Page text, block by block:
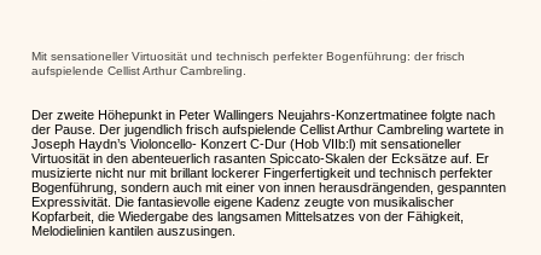
Mit sensationeller Virtuosität und technisch perfekter Bogenführung: der frisch
aufspielende Cellist Arthur Cambreling.
Der zweite Höhepunkt in Peter Wallingers Neujahrs-Konzertmatinee folgte nach
der Pause. Der jugendlich frisch aufspielende Cellist Arthur Cambreling wartete in
Joseph Haydn’s Violoncello- Konzert C-Dur (Hob VIIb:l) mit sensationeller
Virtuosität in den abenteuerlich rasanten Spiccato-Skalen der Ecksätze auf. Er
musizierte nicht nur mit brillant lockerer Fingerfertigkeit und technisch perfekter
Bogenführung, sondern auch mit einer von innen herausdrängenden, gespannten
Expressivität. Die fantasievolle eigene Kadenz zeugte von musikalischer
Kopfarbeit, die Wiedergabe des langsamen Mittelsatzes von der Fähigkeit,
Melodielinien kantilen auszusingen.